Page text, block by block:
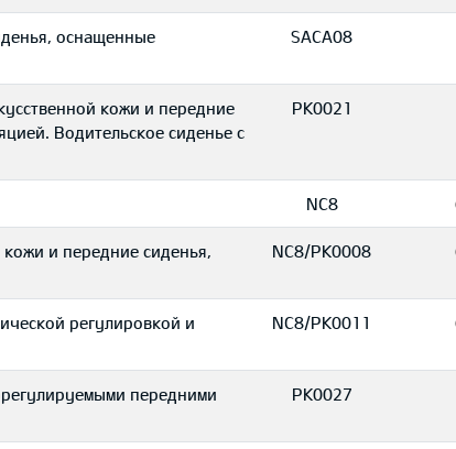
оснащенные
SACA08
кожи и передние
Водительское сиденье с
PK0021
NC8
и передние сиденья,
NC8/PK0008
регулировкой и
NC8/PK0011
передними
PK0027